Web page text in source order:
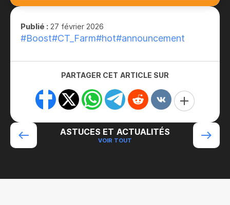
Publié : 27 février 2026
#Boost#CT_Farm#hot#announcement
PARTAGER CET ARTICLE SUR
ASTUCES ET ACTUALITÉS
VOIR TOUT